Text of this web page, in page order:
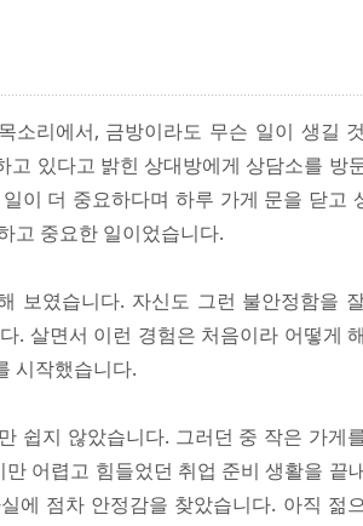
소리에서, 금방이라도 무슨 일이 생길
있다고 밝힌 상대방에게 상담소를 방
이 더 중요하다며 하루 가게 문을 닫고
고 중요한 일이었습니다.
보였습니다. 자신도 그런 불안정함을
. 살면서 이런 경험은 처음이라 어떻게
시작했습니다.
쉽지 않았습니다. 그러던 중 작은 가게
어렵고 힘들었던 취업 준비 생활을 끝
에 점차 안정감을 찾았습니다. 아직 젊